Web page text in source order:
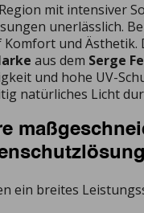
mit intensiver
unerlässlich.
Komfort und Ästhetik.
aus dem Serge
und hohe UV-
natürliches Licht
ein breites